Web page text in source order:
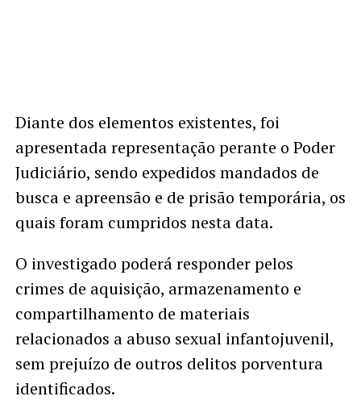
Diante dos elementos existentes, foi
apresentada representação perante o Poder
Judiciário, sendo expedidos mandados de
busca e apreensão e de prisão temporária, os
quais foram cumpridos nesta data.
O investigado poderá responder pelos
crimes de aquisição, armazenamento e
compartilhamento de materiais
relacionados a abuso sexual infantojuvenil,
sem prejuízo de outros delitos porventura
identificados.